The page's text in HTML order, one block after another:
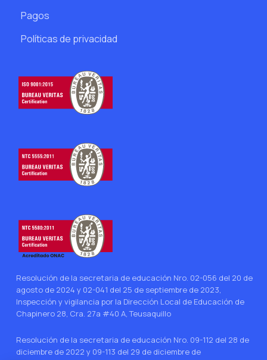
Pagos
Políticas de privacidad
Resolución de la secretaria de educación Nro. 02-056 del 20 de
agosto de 2024 y 02-041 del 25 de septiembre de 2023,
Inspección y vigilancia por la Dirección Local de Educación de
Chapinero 28, Cra. 27a #40 A, Teusaquillo
Resolución de la secretaria de educación Nro. 09-112 del 28 de
diciembre de 2022 y 09-113 del 29 de diciembre de